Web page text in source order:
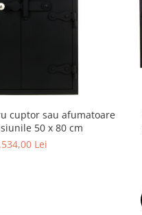
cuptor sau afumatoare
50 x 80 cm
Lei